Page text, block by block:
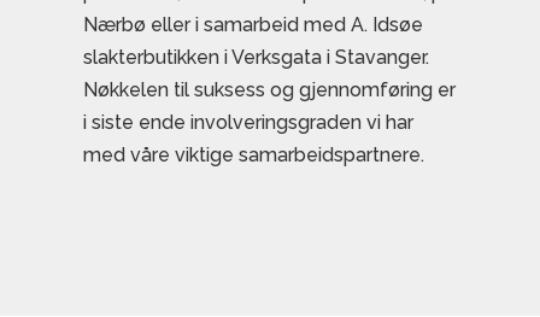
Nærbø eller i samarbeid med A. Idsøe
slakterbutikken i Verksgata i Stavanger.
Nøkkelen til suksess og gjennomføring er
i siste ende involveringsgraden vi har
med våre viktige samarbeidspartnere.